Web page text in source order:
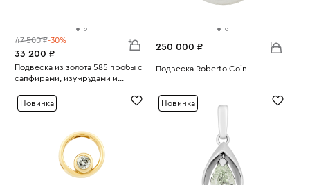
47 500 ₽-30%
33 200 ₽
Подвеска из золота 585 пробы с
сапфирами, изумрудами и
250 000 ₽
Подвеска Roberto Coin
Новинка Новинка